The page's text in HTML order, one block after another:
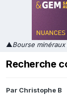
▲Bourse
Recherche
Par Christophe B